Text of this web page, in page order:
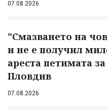
07.08.2026
"Смазването на
и не е получил
ареста петимата
Пловдив
07.08.2026